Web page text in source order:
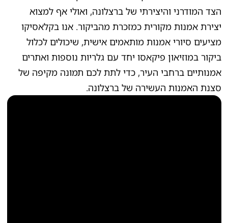
הצד המודרני והיצירתי של ברצלונה, ואולי אף למצוא
יצירת אמנות מקורית כמזכרת מהביקור. אנו בקלאסיקו
מציעים סיורי אמנות מותאמים אישית, שיכולים לכלול
ביקור במוזיאון פיקאסו יחד עם גלריות נוספות ואתרים
אמנותיים ברחבי העיר, כדי לתת לכם תמונה מקיפה של
סצנת האמנות העשירה של ברצלונה.